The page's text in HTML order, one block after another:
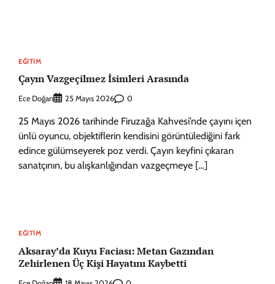
EĞITIM
Çayın Vazgeçilmez İsimleri Arasında
Ece Doğan 25 Mayıs 2026 0
25 Mayıs 2026 tarihinde Firuzağa Kahvesi’nde çayını içen
ünlü oyuncu, objektiflerin kendisini görüntülediğini fark
edince gülümseyerek poz verdi. Çayın keyfini çıkaran
sanatçının, bu alışkanlığından vazgeçmeye […]
EĞITIM
Aksaray’da Kuyu Faciası: Metan Gazından
Zehirlenen Üç Kişi Hayatını Kaybetti